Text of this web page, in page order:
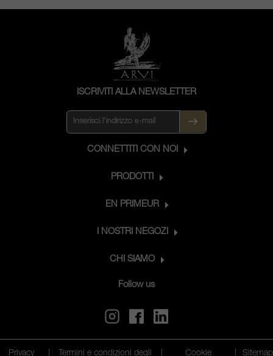
ISCRIVITI ALLA NEWSLETTER
CONNETTITI CON NOI
PRODOTTI
EN PRIMEUR
I NOSTRI NEGOZI
CHI SIAMO
Follow us
Privacy Termini e condizioni degli Cookie Sitemap